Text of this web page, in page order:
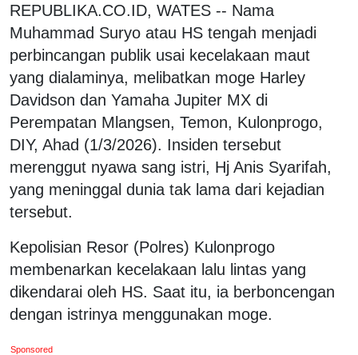
REPUBLIKA.CO.ID, WATES -- Nama
Muhammad Suryo atau HS tengah menjadi
perbincangan publik usai kecelakaan maut
yang dialaminya, melibatkan moge Harley
Davidson dan Yamaha Jupiter MX di
Perempatan Mlangsen, Temon, Kulonprogo,
DIY, Ahad (1/3/2026). Insiden tersebut
merenggut nyawa sang istri, Hj Anis Syarifah,
yang meninggal dunia tak lama dari kejadian
tersebut.
Kepolisian Resor (Polres) Kulonprogo
membenarkan kecelakaan lalu lintas yang
dikendarai oleh HS. Saat itu, ia berboncengan
dengan istrinya menggunakan moge.
Sponsored